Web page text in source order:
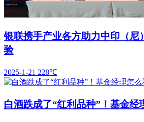
银联携手产业各方助力中印（尼
验
2025-1-21 228℃
白酒跌成了“红利品种”！基金经